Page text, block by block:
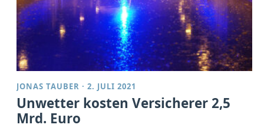
JONAS TAUBER ·2. JULI 2021
Unwetter kosten Versicherer 2,5
Mrd. Euro